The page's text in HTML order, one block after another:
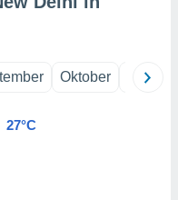
Oktober
27°C